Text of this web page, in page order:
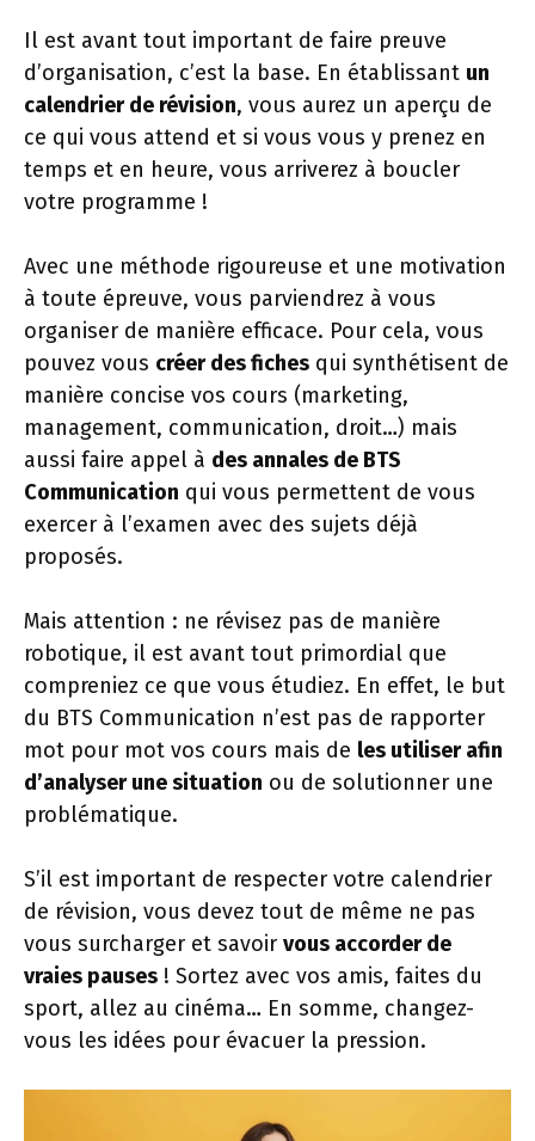
Il est avant tout important de faire preuve
d’organisation, c’est la base. En établissant un
calendrier de révision, vous aurez un aperçu de
ce qui vous attend et si vous vous y prenez en
temps et en heure, vous arriverez à boucler
votre programme !
Avec une méthode rigoureuse et une motivation
à toute épreuve, vous parviendrez à vous
organiser de manière efficace. Pour cela, vous
pouvez vous créer des fiches qui synthétisent de
manière concise vos cours (marketing,
management, communication, droit…) mais
aussi faire appel à des annales de BTS
Communication qui vous permettent de vous
exercer à l’examen avec des sujets déjà
proposés.
Mais attention : ne révisez pas de manière
robotique, il est avant tout primordial que
compreniez ce que vous étudiez. En effet, le but
du BTS Communication n’est pas de rapporter
mot pour mot vos cours mais de les utiliser afin
d’analyser une situation ou de solutionner une
problématique.
S’il est important de respecter votre calendrier
de révision, vous devez tout de même ne pas
vous surcharger et savoir vous accorder de
vraies pauses ! Sortez avec vos amis, faites du
sport, allez au cinéma… En somme, changez-
vous les idées pour évacuer la pression.